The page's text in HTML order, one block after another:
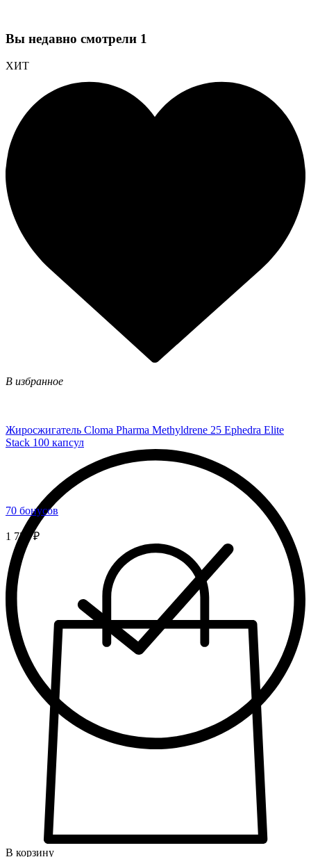
Вы недавно смотрели 1
ХИТ
В избранное
Жиросжигатель Cloma Pharma Methyldrene 25 Ephedra Elite
Stack 100 капсул
70 бонусов
1 750 ₽
В корзину